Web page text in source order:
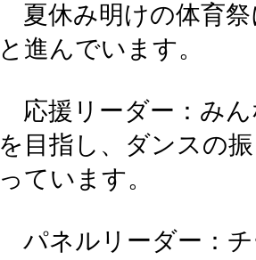
夏休み明けの体育祭
と進んでいます。
応援リーダー：み
を目指し、ダンスの
っています。
パネルリーダー：